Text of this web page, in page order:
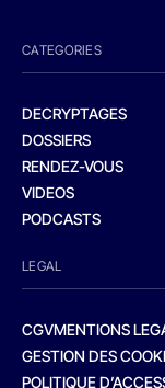
CATEGORIES
DECRYPTAGES
DOSSIERS
RENDEZ-VOUS
VIDEOS
PODCASTS
LEGAL
CGVMENTIONS
GESTION DES
POLITIQUE